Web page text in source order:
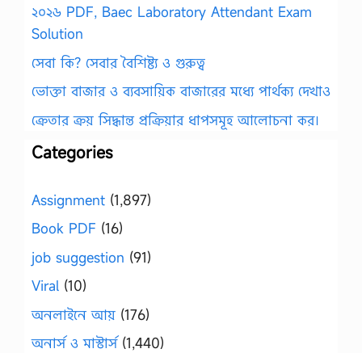
২০২৬ PDF, Baec Laboratory Attendant Exam
Solution
সেবা কি? সেবার বৈশিষ্ট্য ও গুরুত্ব
ভোক্তা বাজার ও ব্যবসায়িক বাজারের মধ্যে পার্থক্য দেখাও
ক্রেতার ক্রয় সিদ্ধান্ত প্রক্রিয়ার ধাপসমূহ আলোচনা কর।
Categories
Assignment (1,897)
Book PDF (16)
job suggestion (91)
Viral (10)
অনলাইনে আয় (176)
অনার্স ও মাস্টার্স(1,440)